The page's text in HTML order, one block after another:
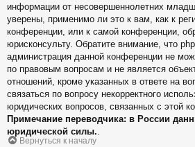
информации от несовершеннолетних
уверены, применимо ли это к вам, как к
конференции, или к самой конференции,
юрисконсульту. Обратите внимание, что
администрация данной конференции не
по правовым вопросам и не является
отношений, кроме указанных в ответе на
связаться по вопросу некорректного
юридических вопросов, связанных с этой
Примечание переводчика: в России
юридической силы.
Вернуться к началу